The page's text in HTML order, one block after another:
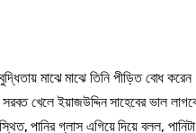
মাঝে মাঝে তিনি পীড়িত বোধ
খেলে ইয়াজউদ্দিন সাহেবের ভাল
পানির গ্লাস এগিয়ে দিয়ে বলল,